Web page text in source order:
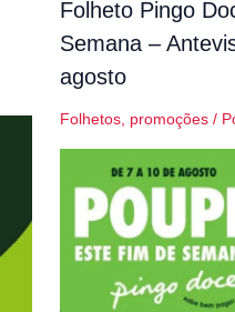
Folheto Pingo
Semana –
agosto
Folhetos, promoções/